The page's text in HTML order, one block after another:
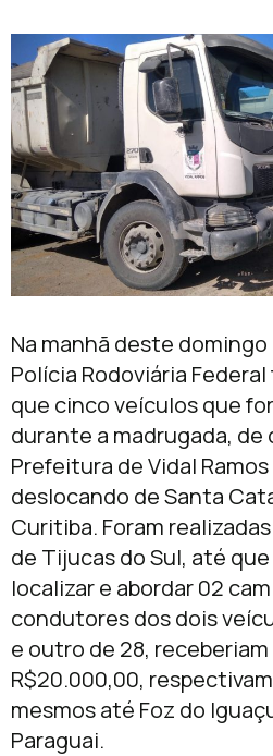
Na manhã deste
Polícia Rodoviária
que cinco veículos que
durante a madrugada, de
Prefeitura de Vidal
deslocando de Santa
Curitiba. Foram
de Tijucas do Sul, até
localizar e abordar 02
condutores dos dois
e outro de 28, receberiam
R$20.000,00,
mesmos até Foz do
Paraguai.